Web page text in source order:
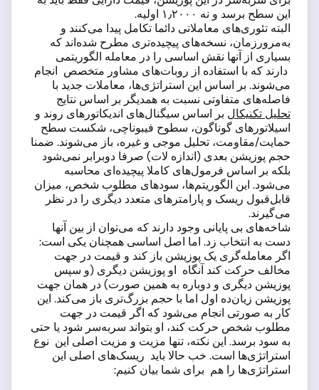
این سطح برسد و نه ۱٫۲۰۰۰ اولیه.
البته تئوری‌های معاملاتی دائما تکامل پیدا می‌کنند و
به‌مرورزمان، نسخه‌های پیچیده‌تری مطرح شده‌اند که
بسیاری از آنها نقش اساسی را در معامله الگوریتمی
دارند که با استفاده از روبات‌های مشاور متخصص انجام
می‌شوند. بر اساس این استراتژی‌ها، معاملات جدید با
فاصله‌های متفاوتی نسبت به همدیگر بر اساس نتایج
تحلیل تکنیکال بر اساس سیگنال‌های اندیکاتورهای روند و
اسیلاتورهای گوناگون، سطوح فیبوناچی، شکست سطح
حمایت/مقاومت، تحلیل موجی و غیره، باز می‌شوند. ضمنا
حجم پوزیشن بعدی (اندازه لات) صرفا دوبرابر نمی‌شود
بلکه بر اساس فرمول‌های کاملا پیچیده‌ای محاسبه
می‌شود. این الگوریتم‌ها، سودهای مطلوب شخص، میزان
قابل‌قبول ریسک و پارامترهای متعدد دیگری را در نظر
می‌گیرند.
شاخه‌های بی پایانی وجود دارند که می‌توان از بین آنها
دست به انتخاب زد. اما اصل اساسی همچنان یکی است:
اگر معامله‌گری یک پوزیشن باز کند و قیمت در جهت
مخالف حرکت کند آنگاه او پوزیشن دیگری (و سپس
پوزیشن دیگری و دوباره به همین صورت) در همان جهت
پوزیشن زیان‌ده اول اما با حجم بزرگ‌تری باز می‌کند. این
کار به صورتی انجام می‌شود که اگر قیمت در جهت
مطلوب شخص حرکت کند، او بتواند سربه‌سر شود یا حتی
به سود برسد. این نکته، تنها مزیت و مزیت اصلی این نوع
استراتژی‌ها است. خب حالا باید ریسک‌های اصلی این
استراتژی‌ها را هم برای شما بیان کنیم: